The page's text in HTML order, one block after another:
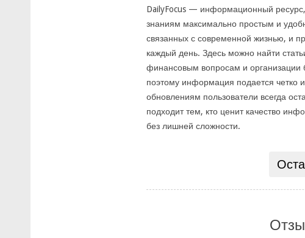
DailyFocus — информационный ресурс,
знаниям максимально простым и
связанных с современной жизнью, и
каждый день. Здесь можно найти
финансовым вопросам и организации
поэтому информация подается четко
обновлениям пользователи всегда
подходит тем, кто ценит качество
без лишней сложности.